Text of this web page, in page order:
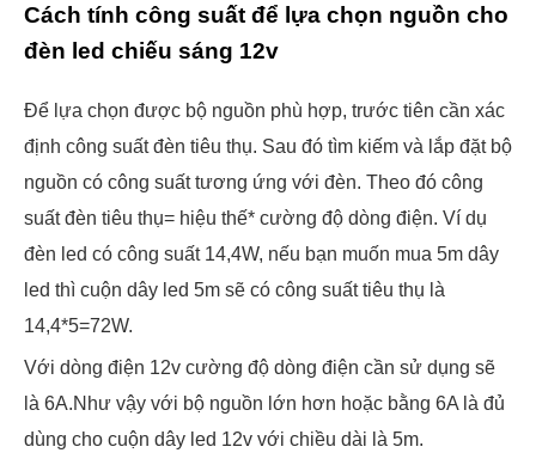
Cách tính công suất để lựa chọn nguồn cho
đèn led chiếu sáng 12v
Để lựa chọn được bộ nguồn phù hợp, trước tiên cần xác
định công suất đèn tiêu thụ. Sau đó tìm kiếm và lắp đặt bộ
nguồn có công suất tương ứng với đèn. Theo đó công
suất đèn tiêu thụ= hiệu thế* cường độ dòng điện. Ví dụ
đèn led có công suất 14,4W, nếu bạn muốn mua 5m dây
led thì cuộn dây led 5m sẽ có công suất tiêu thụ là
14,4*5=72W.
Với dòng điện 12v cường độ dòng điện cần sử dụng sẽ
là 6A.Như vậy với bộ nguồn lớn hơn hoặc bằng 6A là đủ
dùng cho cuộn dây led 12v với chiều dài là 5m.